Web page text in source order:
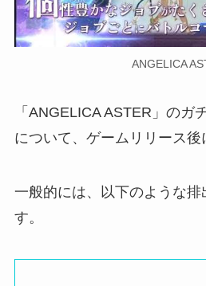
ANGELICA
「ANGELICA ASTER」のガ
について、ゲームリリース後
一般的には、以下のような
す。